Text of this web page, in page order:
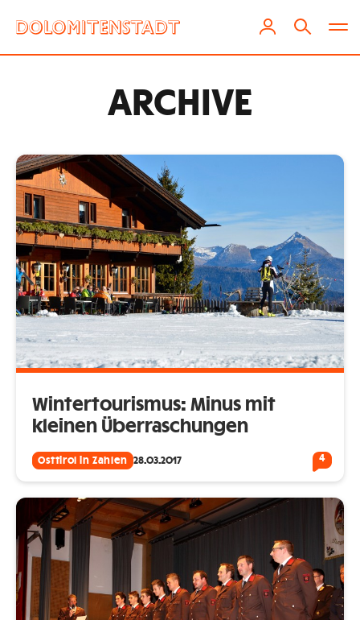
ARCHIVE
Wintertourismus: Minus mit
kleinen Überraschungen
Osttirol in Zahlen 28.03.2017 4